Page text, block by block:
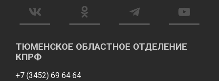
ТЮМЕНСКОЕ ОБЛАСТНОЕ ОТДЕЛЕНИЕ
КПРФ
+7 (3452) 69 64 64